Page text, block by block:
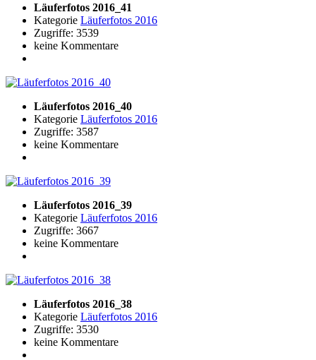
Läuferfotos 2016_41
Kategorie Läuferfotos 2016
Zugriffe: 3539
keine Kommentare
Läuferfotos 2016_40
Kategorie Läuferfotos 2016
Zugriffe: 3587
keine Kommentare
Läuferfotos 2016_39
Kategorie Läuferfotos 2016
Zugriffe: 3667
keine Kommentare
Läuferfotos 2016_38
Kategorie Läuferfotos 2016
Zugriffe: 3530
keine Kommentare